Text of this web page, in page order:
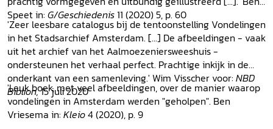
Afscheid en uitzet, Bedelaars, bendes en prostituees,
Uitbestedelingen en soldaten, Geslaagd, Gerrit en Trijntje
Epiloog
Stadsbestedelingen, Gesticht of gezin?, Fusies,
Veranderende ideeën in de jeugdzorg
Dankwoord
Afkortingen
Bijlagen
Noten
Speet in: G/Geschiedenis11 (2020) 5, p. 60
'Zeer leesbare catalogus bij de tentoonstelling Vondelingen
in het Stadsarchief Amsterdam. [...] De afbeeldingen - vaak
uit het archief van het Aalmoezeniersweeshuis -
ondersteunen het verhaal perfect. Prachtige inkijk in de
onderkant van een samenleving.' Wim Visscher voor: NBD
Biblion,15 juli 2020
'Leuk boek, met veel afbeeldingen, over de manier waarop
vondelingen in Amsterdam werden "geholpen". Ben
Vriesema in: Kleio4 (2020), p. 9